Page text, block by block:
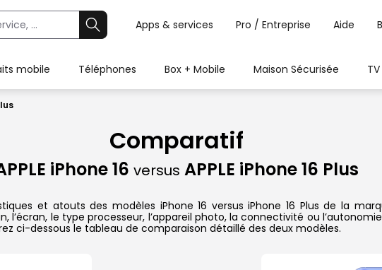
Apps & services Pro / Entreprise Aide
mobile Téléphones Box + Mobile Maison Sécurisée TV
Comparatif
iPhone 16 versus APPLE iPhone 16 Plus
et atouts des modèles iPhone 16 versus iPhone 16 Plus de la
l’écran, le type processeur, l’appareil photo, la connectivité ou
ci-dessous le tableau de comparaison détaillé des deux modèles.